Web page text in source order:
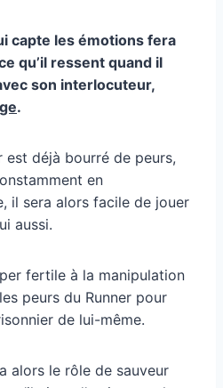
capte les émotions fera
qu’il ressent quand il
son interlocuteur,
.
est déjà bourré de peurs,
en
il sera alors facile de jouer
aussi.
fertile à la manipulation
peurs du Runner pour
de lui-même.
alors le rôle de sauveur